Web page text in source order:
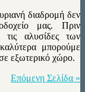
διαδρομή δεν
μας. Πριν
τις αλυσίδες των
μπορούμε
εξωτερικό χώρο.
Επόμενη Σελίδα »